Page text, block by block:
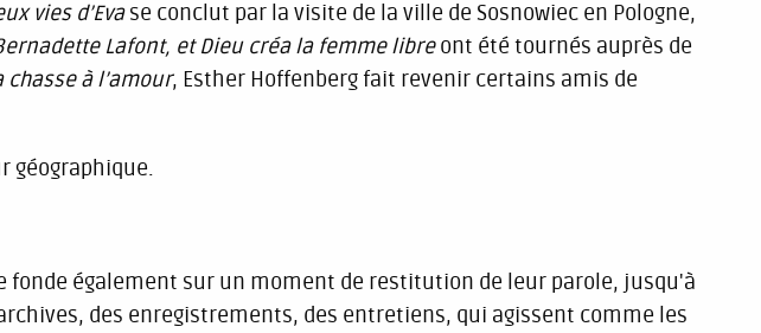
vies d’Evase conclut par la visite de la ville de Sosnowiec en Pologne,
Lafont, et Dieu créa la femme libreont été tournés auprès de
chasse à l’amour, Esther Hoffenberg fait revenir certains amis de
géographique.
fonde également sur un moment de restitution de leur parole, jusqu'à
des enregistrements, des entretiens, qui agissent comme les